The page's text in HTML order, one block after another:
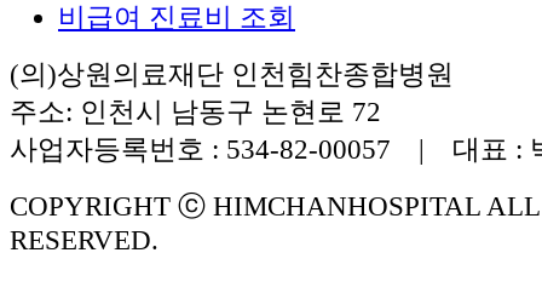
비급여 진료비 조회
(의)상원의료재단 인천힘찬종합병원
주소: 인천시 남동구 논현로 72
사업자등록번호 : 534-82-00057 | 대표 :
COPYRIGHT ⓒ HIMCHANHOSPITAL
RESERVED.